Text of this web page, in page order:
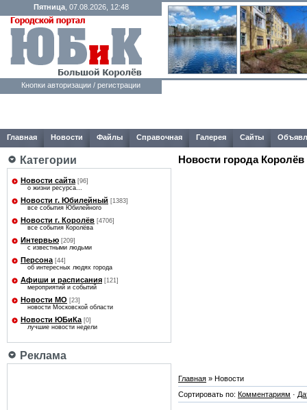
Пятница, 07.08.2026, 12:48
Кнопки авторизации / регистрации
Главная Новости Файлы Справочная Галерея Сайты
Категории
Новости сайта [96]
о жизни ресурса...
Новости г. Юбилейный [1383]
все события Юбилейного
Новости г. Королёв [4706]
все события Королёва
Интервью [209]
с известными людьми
Персона [44]
об интересных людях города
Афиши и расписания [121]
мероприятий и событий
Новости МО [23]
новости Московской области
Новости ЮБиКа [0]
лучшие новости недели
Реклама
Новости города Королёв
Главная » Новости
Сортировать по: Комментариям ·